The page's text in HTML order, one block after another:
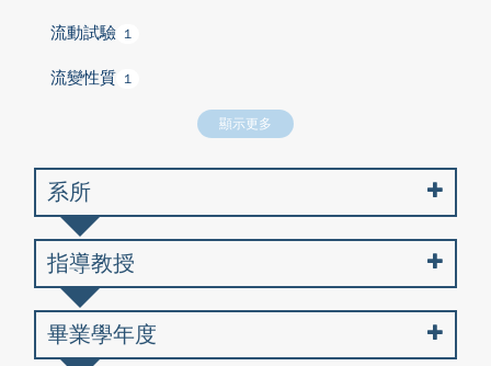
流動試驗 1
流變性質 1
顯示更多
系所
指導教授
畢業學年度